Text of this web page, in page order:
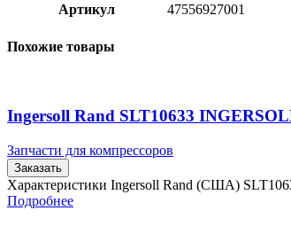
Артикул
47556927001
Похожие товары
Ingersoll Rand SLT10633
Запчасти для компрессоров
Заказать
Характеристики Ingersoll Rand (США)
Подробнее